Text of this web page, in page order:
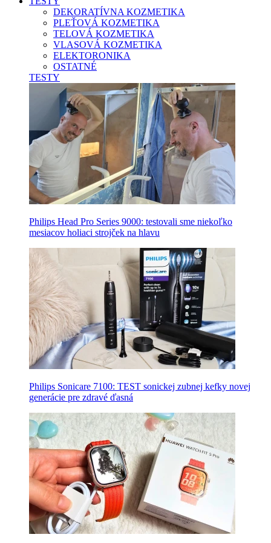
DEKORATÍVNA KOZMETIKA
PLEŤOVÁ KOZMETIKA
TELOVÁ KOZMETIKA
VLASOVÁ KOZMETIKA
ELEKTORONIKA
OSTATNÉ
TESTY
Philips Head Pro Series 9000: testovali sme niekoľko
mesiacov holiaci strojček na hlavu
Philips Sonicare 7100: TEST sonickej zubnej kefky novej
generácie pre zdravé ďasná